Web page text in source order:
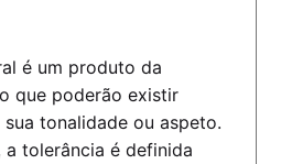
é um produto da
que poderão existir
tonalidade ou aspeto.
a tolerância é definida